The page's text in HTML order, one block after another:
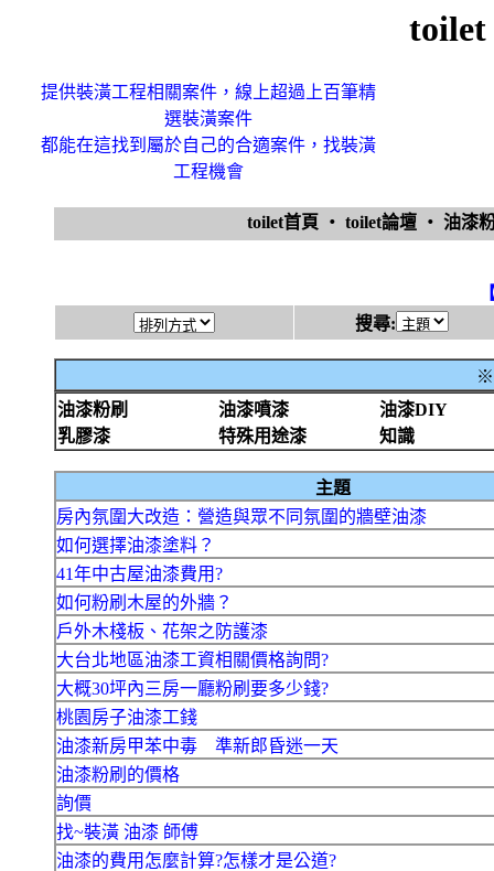
toilet
提供裝潢工程相關案件，線上超過上百筆精
選裝潢案件
都能在這找到屬於自己的合適案件，找裝潢
工程機會
toilet首頁 ‧ toilet論壇 ‧ 油漆
搜尋:
※
油漆粉刷
油漆噴漆
油漆DIY
乳膠漆
特殊用途漆 知識
主題
房內氛圍大改造：營造與眾不同氛圍的牆壁油漆
如何選擇油漆塗料？
41年中古屋油漆費用?
如何粉刷木屋的外牆？
戶外木棧板、花架之防護漆
大台北地區油漆工資相關價格詢問?
大概30坪內三房一廳粉刷要多少錢?
桃園房子油漆工錢
油漆新房甲苯中毒 準新郎昏迷一天
油漆粉刷的價格
詢價
找~裝潢 油漆 師傅
油漆的費用怎麼計算?怎樣才是公道?